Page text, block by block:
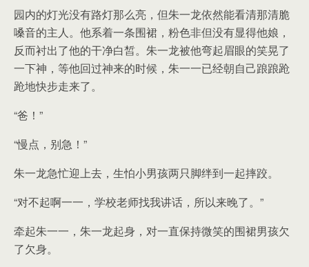
园内的灯光没有路灯那么亮，但朱一龙依然能看清那清脆
嗓音的主人。他系着一条围裙，粉色非但没有显得他娘，
反而衬出了他的干净白皙。朱一龙被他弯起眉眼的笑晃了
一下神，等他回过神来的时候，朱一一已经朝自己踉踉跄
跄地快步走来了。
“爸！”
“慢点，别急！”
朱一龙急忙迎上去，生怕小男孩两只脚绊到一起摔跤。
“对不起啊一一，学校老师找我讲话，所以来晚了。”
牵起朱一一，朱一龙起身，对一直保持微笑的围裙男孩欠
了欠身。